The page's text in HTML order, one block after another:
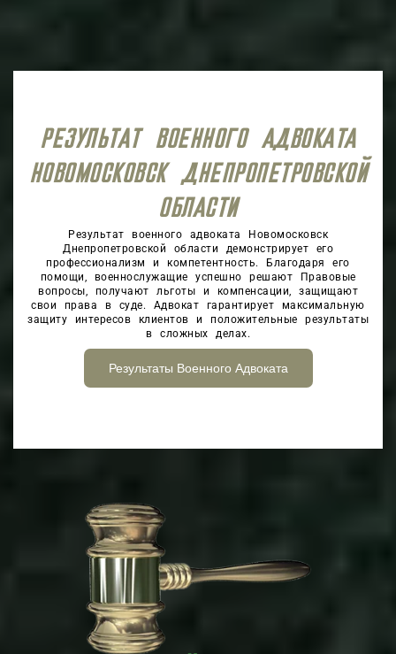
РЕЗУЛЬТАТ ВОЕННОГО АДВОКАТА
НОВОМОСКОВСК ДНЕПРОПЕТРОВСКОЙ
ОБЛАСТИ
Результат военного адвоката Новомосковск
Днепропетровской области демонстрирует его
профессионализм и компетентность. Благодаря его
помощи, военнослужащие успешно решают Правовые
вопросы, получают льготы и компенсации, защищают
свои права в суде. Адвокат гарантирует максимальную
защиту интересов клиентов и положительные результаты
в сложных делах.
Результаты Военного Адвоката